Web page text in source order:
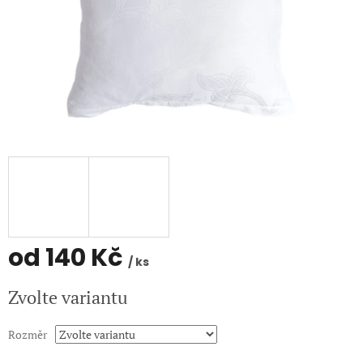
od 140 Kč / ks
cena:
Zvolte variantu
Rozměr